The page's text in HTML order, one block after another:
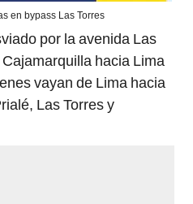
en bypass Las Torres
por la avenida Las
hacia Lima
vayan de Lima hacia
Las Torres y